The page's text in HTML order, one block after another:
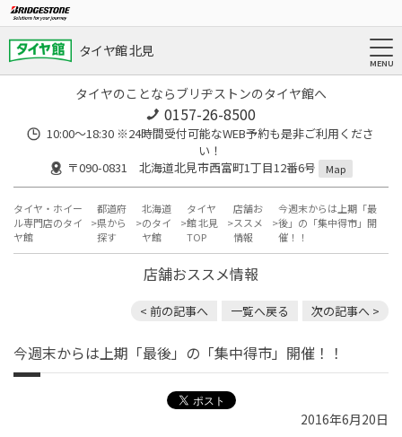
タイヤ館 北見
タイヤのことならブリヂストンのタイヤ館へ
0157-26-8500
10:00～18:30 ※24時間受付可能なWEB予約も是非ご利用くださ
い！
〒090-0831 北海道北見市西富町1丁目12番6号
Map
タイヤ・ホイー
ル専門店のタイ
ヤ館
都道府
県から
探す
北海道
のタイ
ヤ館
タイヤ
館 北見
TOP
店舗お
ススメ
情報
今週末からは上期「最
後」の「集中得市」開
催！！
店舗おススメ情報
< 前の記事へ 一覧へ戻る 次の記事へ >
今週末からは上期「最後」の「集中得市」開催！！
2016年6月20日